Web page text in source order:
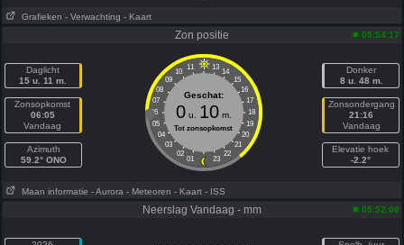
Grafieken - Verwachting - Kaart
Zon positie 05:54:17
Daglicht
15 u. 11 m.
Zonsopkomst
06:05
Vandaag
Azimuth
59.2° ONO
11 13
10
14
09
15
08
16
07
17
06
18
05
19
04
20
03
21
02
22
01 23
Geschat:
0u. 10m.
Tot zonsopkomst
Donker
8 u. 48 m.
Zonsondergang
21:16
Vandaag
Elevatie hoek
-2.2°
Maan informatie - Aurora - Meteoren - Kaart - ISS
Neerslag Vandaag - mm 05:52:00